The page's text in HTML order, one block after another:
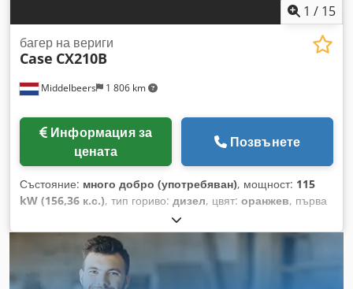
1 / 15
Middelbeers 1 806 km
багер на вериги
Case CX210B
Информация за
цената
Позвънете
Състояние: много добро (употребяван), мощност: 115
kW (156,36 к.с.), тип гориво: дизел, цвят: оранжев, първа
, Година на производство:
часове на работа:15 109 h, Обща информация Моделна
година: 2012 Сериен номер: DCH210R5NCEAH2500
Техническа информация Брой цилиндри: 4 Собствено
тегло: 22 600 kg Функционалност Работна ширина: 300 cm